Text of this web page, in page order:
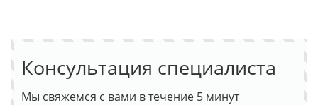
Консультация специалиста
Мы свяжемся с вами в течение 5 минут